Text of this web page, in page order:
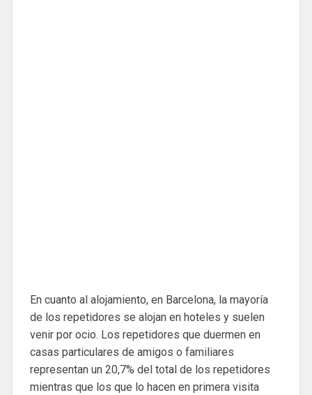
En cuanto al alojamiento, en Barcelona, ​​la mayoría
de los repetidores se alojan en hoteles y suelen
venir por ocio. Los repetidores que duermen en
casas particulares de amigos o familiares
representan un 20,7% del total de los repetidores
mientras que los que lo hacen en primera visita